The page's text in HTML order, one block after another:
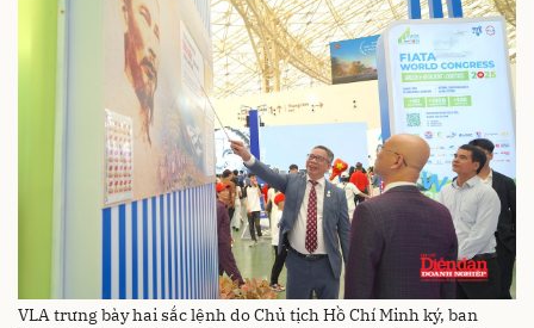
VLA trưng bày hai sắc lệnh do Chủ tịch Hồ Chí Minh ký, ban